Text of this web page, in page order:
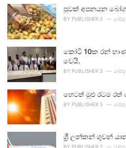
පුවක් අපනයන
BY PUBLISHER 3
කෝටි 10ක රන්
වෙයි.
BY PUBLISHER 3
හෙටත් මුළු රටම රත්
BY PUBLISHER 3
ශ්‍රී ලන්කන් ගුවන්
BY PUBLISHER 3